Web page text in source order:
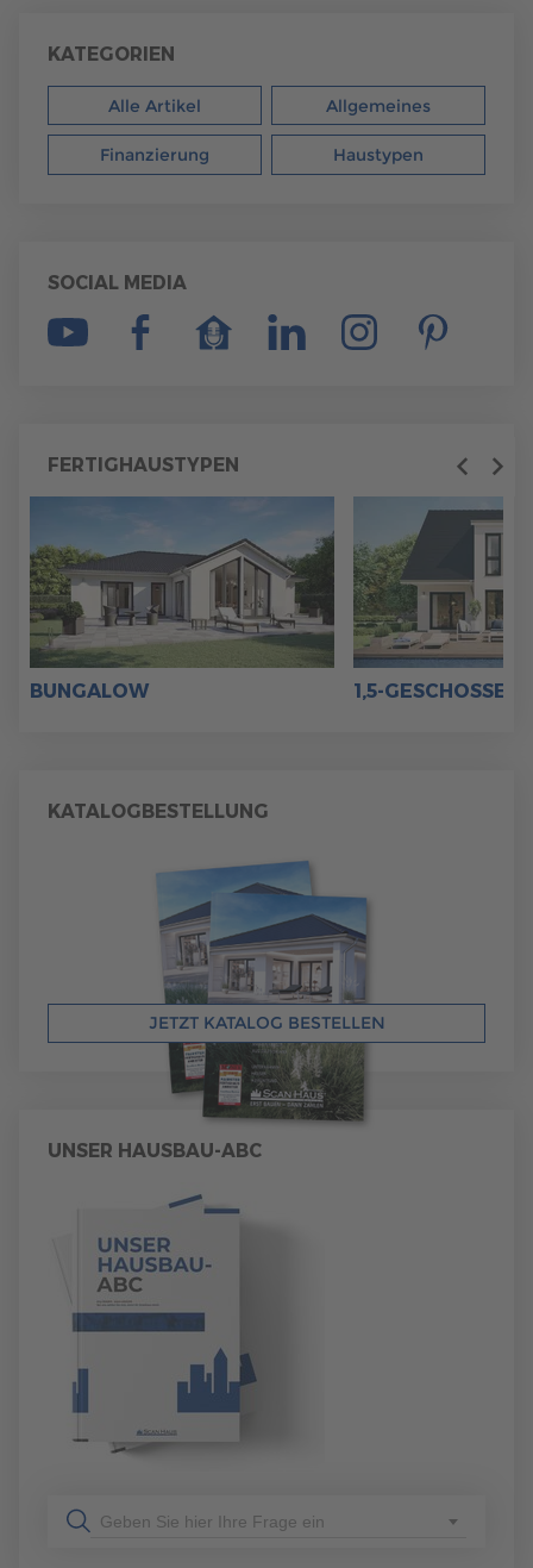
KATEGORIEN
Alle Artikel Allgemeines
Finanzierung Haustypen
SOCIAL MEDIA
FERTIGHAUSTYPEN Previous
BUNGALOW 1,5-GESCHOSSER
KATALOGBESTELLUNG
JETZT KATALOG BESTELLEN
UNSER HAUSBAU-ABC
Geben Sie hier Ihre Frage ein